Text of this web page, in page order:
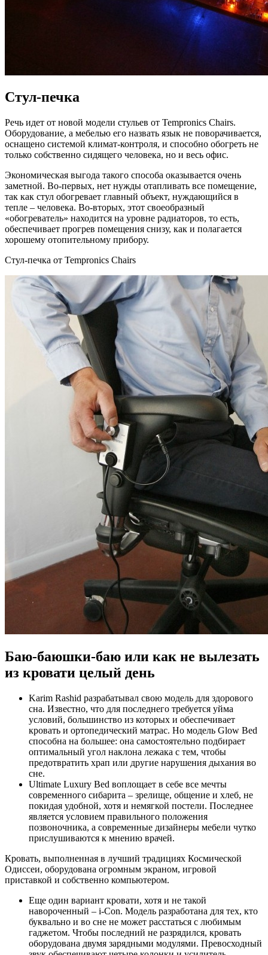
Стул-печка
Речь идет от новой модели стульев от Tempronics Chairs.
Оборудование, а мебелью его назвать язык не поворачивается,
оснащено системой климат-контроля, и способно обогреть не
только собственно сидящего человека, но и весь офис.
Экономическая выгода такого способа оказывается очень
заметной. Во-первых, нет нужды отапливать все помещение,
так как стул обогревает главный объект, нуждающийся в
тепле – человека. Во-вторых, этот своеобразный
«обогреватель» находится на уровне радиаторов, то есть,
обеспечивает прогрев помещения снизу, как и полагается
хорошему отопительному прибору.
Стул-печка от Tempronics Chairs
Баю-баюшки-баю или как не вылезать
из кровати целый день
Karim Rashid разрабатывал свою модель для здорового
сна. Известно, что для последнего требуется уйма
условий, большинство из которых и обеспечивает
кровать и ортопедический матрас. Но модель Glow Bed
способна на большее: она самостоятельно подбирает
оптимальный угол наклона лежака с тем, чтобы
предотвратить храп или другие нарушения дыхания во
сне.
Ultimate Luxury Bed воплощает в себе все мечты
современного сибарита – зрелище, общение и хлеб, не
покидая удобной, хотя и немягкой постели. Последнее
является условием правильного положения
позвоночника, а современные дизайнеры мебели чутко
прислушиваются к мнению врачей.
Кровать, выполненная в лучший традициях Космической
Одиссеи, оборудована огромным экраном, игровой
приставкой и собственно компьютером.
Еще один вариант кровати, хотя и не такой
навороченный – i-Con. Модель разработана для тех, кто
буквально и во сне не может расстаться с любимым
гаджетом. Чтобы последний не разрядился, кровать
оборудована двумя зарядными модулями. Превосходный